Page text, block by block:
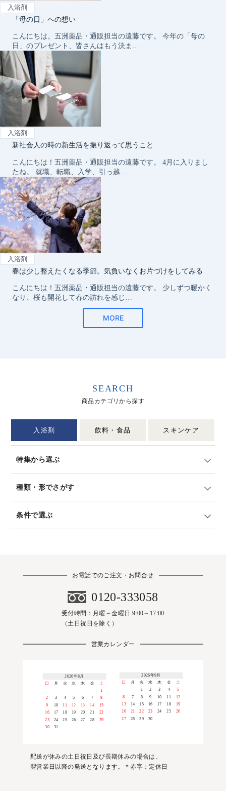
SEARCH
商品カテゴリから探す
入浴剤 飲料・食品 スキンケア
特集から選ぶ
種類・形でさがす
条件で選ぶ
お電話でのご注文・お問合せ
0120-333058
受付時間：月曜～金曜日 9:00～17:00
（土日祝日を除く）
営業カレンダー
2026年8月
日
月 火 水 木 金
土
1
2
3 4 5 6 7 8
9 10 11 12 13 14 15
16 17 18 19 20 21
22
23
24 25 26 27 28
29
30
31
2026年9月
日 月 火 水 木 金 土
1 2 3 4
5
6
7 8 9 10 11
12
13
14 15 16 17 18
19
20
21 22 23 24 25 26
27 28 29 30
配送が休みの土日祝日及び長期休みの場合は、
翌営業日以降の発送となります。＊赤字：定休日